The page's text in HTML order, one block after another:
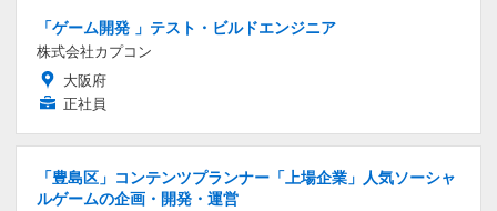
「ゲーム開発 」テスト・ビルドエンジニア
株式会社カプコン
大阪府
正社員
「豊島区」コンテンツプランナー「上場企業」人気ソーシャ
ルゲームの企画・開発・運営